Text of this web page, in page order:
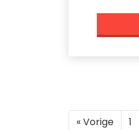
« Vorige 1